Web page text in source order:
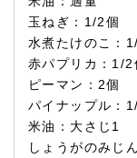
玉ねぎ：1/2個
水煮たけのこ：
赤パプリカ：1/2
ピーマン：2個
パイナップル：
米油：大さじ1
しょうがのみじ